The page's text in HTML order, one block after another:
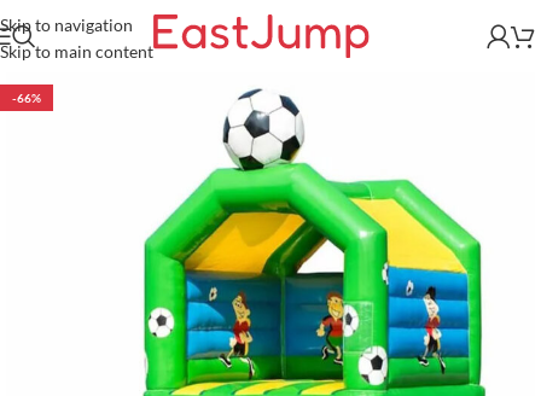
Skip to navigation
Skip to main content
-66%